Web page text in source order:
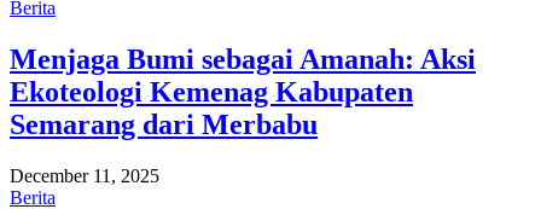
Berita
Menjaga Bumi sebagai Amanah: Aksi
Ekoteologi Kemenag Kabupaten
Semarang dari Merbabu
December 11, 2025
Berita